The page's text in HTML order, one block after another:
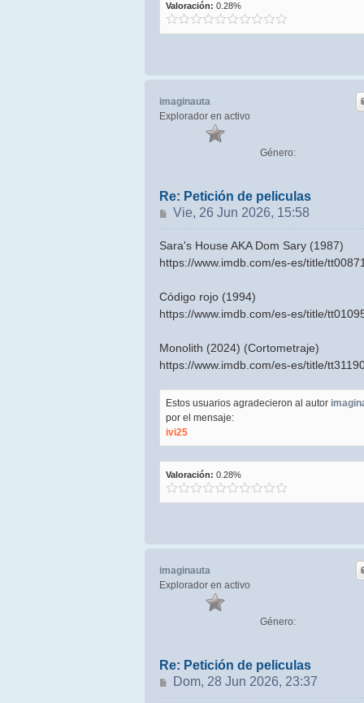
Valoración: 0.28%
imaginauta
Explorador en activo
Género:
Re: Petición de peliculas
Mensaje
Vie, 26 Jun 2026, 15:58
Sara's House AKA Dom Sary (1987)
https://www.imdb.com/es-es/title/
Código rojo (1994)
https://www.imdb.com/es-es/title/
Monolith (2024) (Cortometraje)
https://www.imdb.com/es-es/title/
Estos usuarios agradecieron al autor
por el mensaje:
ivi25
Valoración: 0.28%
imaginauta
Explorador en activo
Género:
Re: Petición de peliculas
Mensaje
Dom, 28 Jun 2026, 23:37